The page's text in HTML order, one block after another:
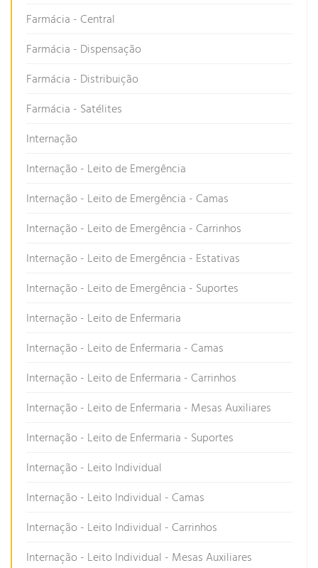
Farmácia - Central
Farmácia - Dispensação
Farmácia - Distribuição
Farmácia - Satélites
Internação
Internação - Leito de Emergência
Internação - Leito de Emergência - Camas
Internação - Leito de Emergência - Carrinhos
Internação - Leito de Emergência - Estativas
Internação - Leito de Emergência - Suportes
Internação - Leito de Enfermaria
Internação - Leito de Enfermaria - Camas
Internação - Leito de Enfermaria - Carrinhos
Internação - Leito de Enfermaria - Mesas Auxiliares
Internação - Leito de Enfermaria - Suportes
Internação - Leito Individual
Internação - Leito Individual - Camas
Internação - Leito Individual - Carrinhos
Internação - Leito Individual - Mesas Auxiliares